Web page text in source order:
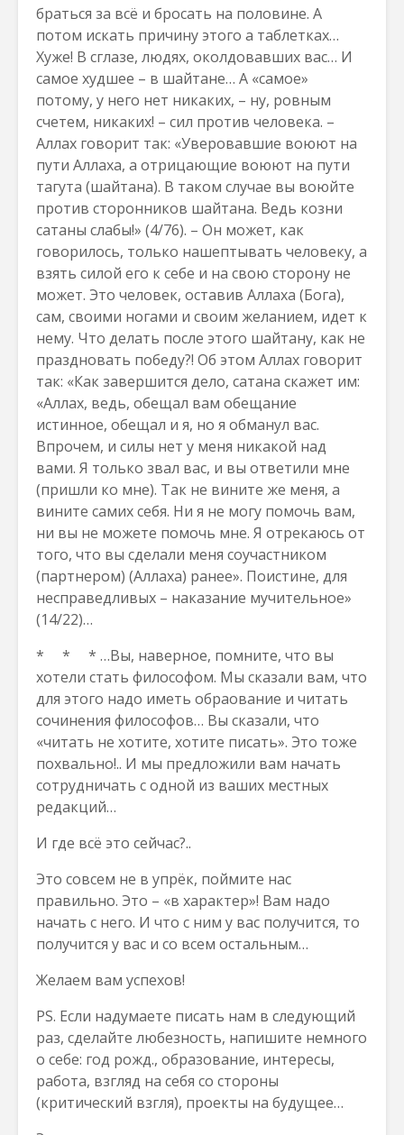
браться за всё и бросать на половине. А
потом искать причину этого а таблетках…
Хуже! В сглазе, людях, околдовавших вас… И
самое худшее – в шайтане… А «самое»
потому, у него нет никаких, – ну, ровным
счетем, никаких! – сил против человека. –
Аллах говорит так: «Уверовавшие воюют на
пути Аллаха, а отрицающие воюют на пути
тагута (шайтана). В таком случае вы воюйте
против сторонников шайтана. Ведь козни
сатаны слабы!» (4/76). – Он может, как
говорилось, только нашептывать человеку, а
взять силой его к себе и на свою сторону не
может. Это человек, оставив Аллаха (Бога),
сам, своими ногами и своим желанием, идет к
нему. Что делать после этого шайтану, как не
праздновать победу?! Об этом Аллах говорит
так: «Как завершится дело, сатана скажет им:
«Аллах, ведь, обещал вам обещание
истинное, обещал и я, но я обманул вас.
Впрочем, и силы нет у меня никакой над
вами. Я только звал вас, и вы ответили мне
(пришли ко мне). Так не вините же меня, а
вините самих себя. Ни я не могу помочь вам,
ни вы не можете помочь мне. Я отрекаюсь от
того, что вы сделали меня соучастником
(партнером) (Аллаха) ранее». Поистине, для
несправедливых – наказание мучительное»
(14/22)…
* * * …Вы, наверное, помните, что вы
хотели стать философом. Мы сказали вам, что
для этого надо иметь обраование и читать
сочинения философов… Вы сказали, что
«читать не хотите, хотите писать». Это тоже
похвально!.. И мы предложили вам начать
сотрудничать с одной из ваших местных
редакций…
И где всё это сейчас?..
Это совсем не в упрёк, поймите нас
правильно. Это – «в характер»! Вам надо
начать с него. И что с ним у вас получится, то
получится у вас и со всем остальным…
Желаем вам успехов!
PS. Если надумаете писать нам в следующий
раз, сделайте любезность, напишите немного
о себе: год рожд., образование, интересы,
работа, взгляд на себя со стороны
(критический взгля), проекты на будущее…